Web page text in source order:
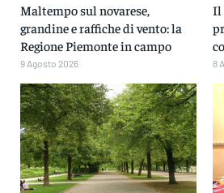
Maltempo sul novarese,
grandine e raffiche di vento: la
Regione Piemonte in campo
9 Agosto 2026
Il
8